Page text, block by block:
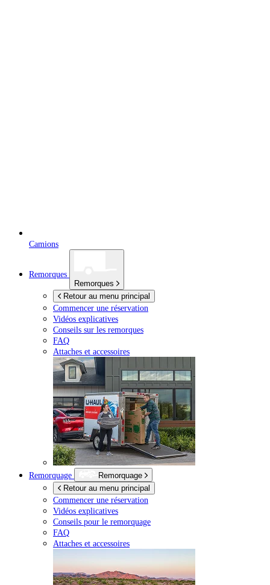
Camions
Remorques
Remorques
Retour au menu principal
Commencer une réservation
Vidéos explicatives
Conseils sur les remorques
FAQ
Attaches et accessoires
Remorquage
Remorquage
Retour au menu principal
Commencer une réservation
Vidéos explicatives
Conseils pour le remorquage
FAQ
Attaches et accessoires